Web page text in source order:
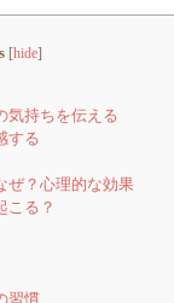
[hide]
気持ちを伝える
する
ぜ？心理的な効果
こる？
習慣